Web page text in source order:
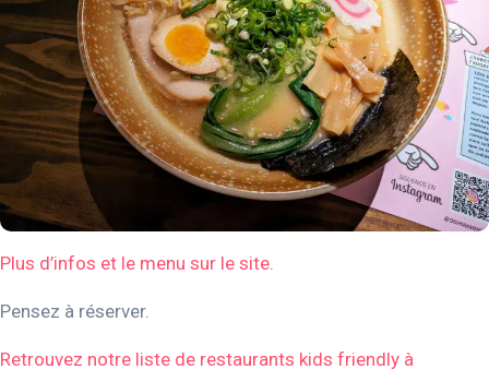
Plus d’infos et le menu sur le site.
Pensez à réserver.
Retrouvez notre liste de restaurants kids friendly à